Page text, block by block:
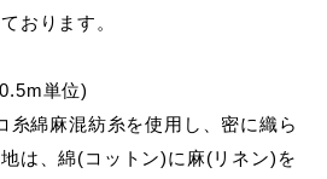
おります。
単位)
糸綿麻混紡糸を使用し、密に織ら
は、綿(コットン)に麻(リネン)を